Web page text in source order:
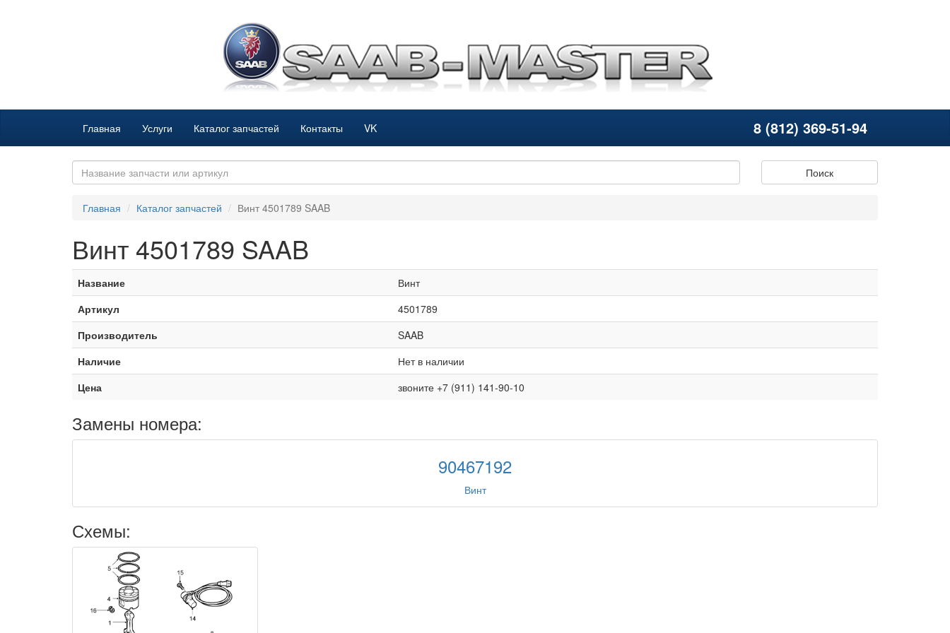
Главная Услуги Каталог запчастей Контакты VK 8 (812) 369-51-94
Поиск
Главная Каталог запчастей Винт 4501789 SAAB
Винт 4501789 SAAB
Название
Винт
Артикул
4501789
Производитель
SAAB
Наличие
Нет в наличии
Цена
звоните +7 (911) 141-90-10
Замены номера:
90467192
Винт
Схемы: